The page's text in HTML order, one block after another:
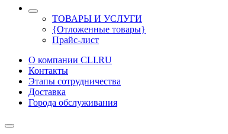
ТОВАРЫ И УСЛУГИ
{Отложенные товары}
Прайс-лист
О компании CLI.RU
Контакты
Этапы сотрудничества
Доставка
Города обслуживания